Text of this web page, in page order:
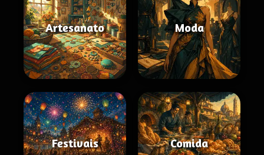
Artesanato Moda
Festivais Comida